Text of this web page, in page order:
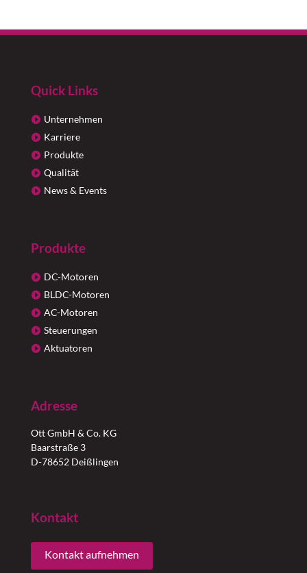
Quick Links
Unternehmen
Karriere
Produkte
Qualität
News & Events
Produkte
DC-Motoren
BLDC-Motoren
AC-Motoren
Steuerungen
Aktuatoren
Adresse
Ott GmbH & Co. KG
Baarstraße 3
D-78652 Deißlingen
Kontakt
Kontakt aufnehmen